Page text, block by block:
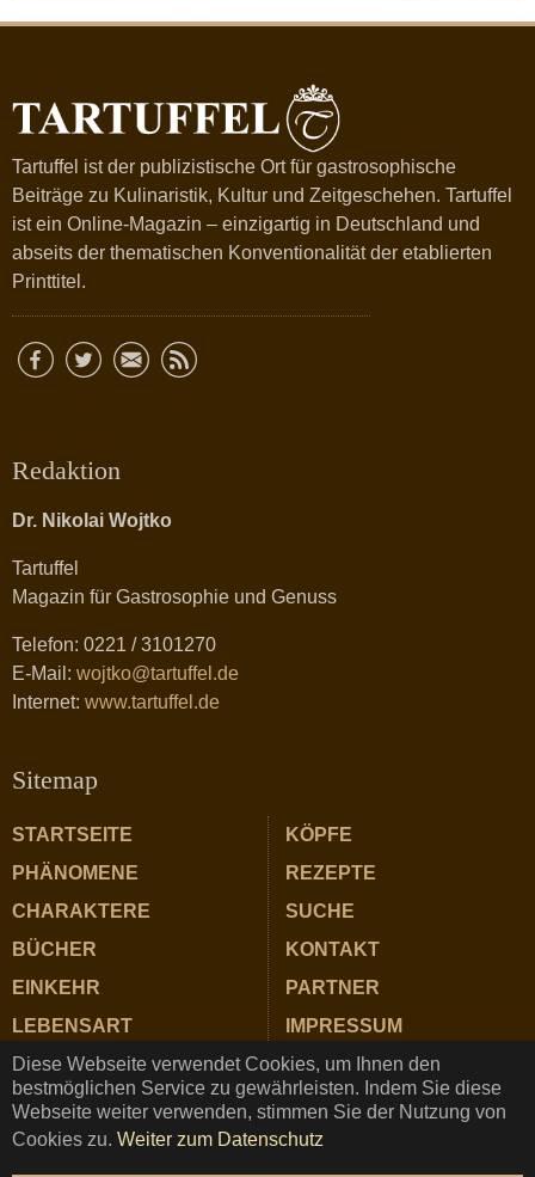
Diese Webseite verwendet Cookies, um Ihnen den
bestmöglichen Service zu gewährleisten. Indem Sie diese
Webseite weiter verwenden, stimmen Sie der Nutzung von
Cookies zu. Weiter zum Datenschutz
Tartuffel ist der publizistische Ort für gastrosophische
Beiträge zu Kulinaristik, Kultur und Zeitgeschehen. Tartuffel
ist ein Online-Magazin – einzigartig in Deutschland und
abseits der thematischen Konventionalität der etablierten
Printtitel.
Redaktion
Dr. Nikolai Wojtko
Tartuffel
Magazin für Gastrosophie und Genuss
Telefon: 0221 / 3101270
E-Mail: wojtko@tartuffel.de
Internet: www.tartuffel.de
Sitemap
STARTSEITE
PHÄNOMENE
CHARAKTERE
BÜCHER
EINKEHR
LEBENSART
ZUTATEN
KÖPFE
REZEPTE
SUCHE
KONTAKT
PARTNER
IMPRESSUM
DATENSCHUTZ